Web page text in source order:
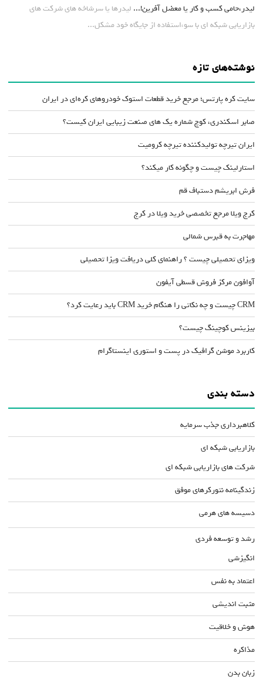
لیدر،حامی کسب و کار یا معضل آفرین!... لیدرها یا سرشاخه های شرکت های
بازاریابی شبکه ای با سوءاستفاده از جایگاه خود مشکل...
نوشته‌های تازه
سایت کره پارتس؛ مرجع خرید قطعات استوک خودروهای کره‌ای در ایران
صابر اسکندری، کوچ شماره یک های صنعت زیبایی ایران کیست؟
ایران تیرچه تولیدکننده تیرچه کرومیت
استارلینک چیست و چگونه کار میکند؟
فرش ابریشم دستباف قم
کرج ویلا مرجع تخصصی خرید ویلا در کرج
مهاجرت به قبرس شمالی
ویزای تحصیلی چیست ؟ راهنمای کلی دریافت ویزا تحصیلی
آوافون مرکز فروش قسطی آیفون
CRM چیست و چه نکاتی را هنگام خرید CRM باید رعایت کرد؟
بیزینس کوچینگ چیست؟
کاربرد موشن گرافیک در پست و استوری اینستاگرام
دسته بندی
کلاهبرداری جذب سرمایه
بازاریابی شبکه ای
شرکت های بازاریابی شبکه ای
زندگینامه نتورکرهای موفق
دسیسه های هرمی
رشد و توسعه فردی
انگیزشی
اعتماد به نفس
مثبت اندیشی
هوش و خلاقیت
مذاکره
زبان بدن